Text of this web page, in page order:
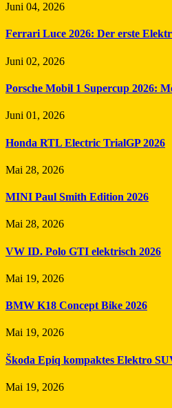
Juni 04, 2026
Ferrari Luce 2026: Der erste
Juni 02, 2026
Porsche Mobil 1 Supercup 2026:
Juni 01, 2026
Honda RTL Electric TrialGP 2026
Mai 28, 2026
MINI Paul Smith Edition 2026
Mai 28, 2026
VW ID. Polo GTI elektrisch 2026
Mai 19, 2026
BMW K18 Concept Bike 2026
Mai 19, 2026
Škoda Epiq kompaktes Elektro
Mai 19, 2026